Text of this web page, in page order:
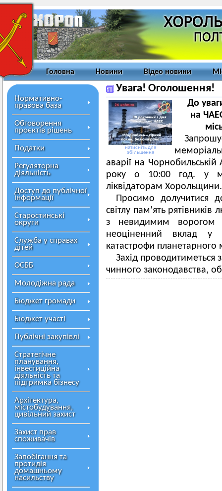
Головна Новини Відео новини
Нормативно-
правова база
Обговорення
проєктів рішень
Податки
Регуляторна
діяльність
Доступ до публічної
інформації
Старостинські
округи
Служба у справах
дітей
ОСББ
Молодіжна рада
Бюджет громади
Бюджет участі
Публічні закупівлі
Стратегічне
планування,
інвестиційна
діяльність та
підтримка бізнесу
Архітектура,
містобудування,
цивільний захист
Захист прав
споживачів
Запобігання та
протидія
домашньому
насильству
Увага! Оголошення!
натисніть для
збільшення
До
на
аварії на Чорнобильській
року о 10:00 год. у
ліквідаторам Хорольщини.
Просимо долучитися
світлу пам’ять
з невидимим ворогом
неоціненний вклад у
катастрофи планетарного
Захід проводитиметься
чинного законодавства,